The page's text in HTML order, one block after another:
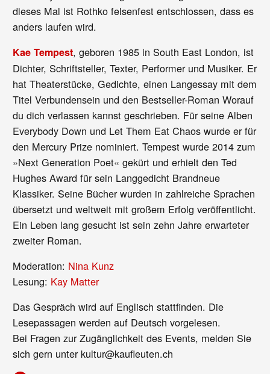
dieses Mal ist Rothko felsenfest entschlossen, dass es
anders laufen wird.
Kae Tempest, geboren 1985 in South East London, ist
Dichter, Schriftsteller, Texter, Performer und Musiker. Er
hat Theaterstücke, Gedichte, einen Langessay mit dem
Titel Verbundensein und den Bestseller-Roman Worauf
du dich verlassen kannst geschrieben. Für seine Alben
Everybody Down und Let Them Eat Chaos wurde er für
den Mercury Prize nominiert. Tempest wurde 2014 zum
»Next Generation Poet« gekürt und erhielt den Ted
Hughes Award für sein Langgedicht Brandneue
Klassiker. Seine Bücher wurden in zahlreiche Sprachen
übersetzt und weltweit mit großem Erfolg veröffentlicht.
Ein Leben lang gesucht ist sein zehn Jahre erwarteter
zweiter Roman.
Moderation: Nina Kunz
Lesung: Kay Matter
Das Gespräch wird auf Englisch stattfinden. Die
Lesepassagen werden auf Deutsch vorgelesen.
Bei Fragen zur Zugänglichkeit des Events, melden Sie
sich gern unter kultur@kaufleuten.ch